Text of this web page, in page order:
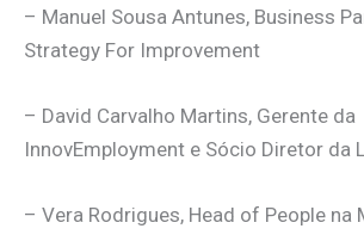
– Manuel Sousa Antunes, Business
Strategy For Improvement
– David Carvalho Martins, Gerente da
InnovEmployment e Sócio Diretor da
– Vera Rodrigues, Head of People na